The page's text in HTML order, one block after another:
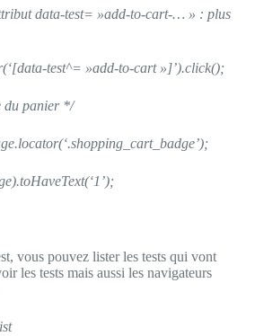
data-test= »add-to-cart-… » : plus
test^= »add-to-cart »]’).click();
du panier */
vous pouvez lister les tests qui vont
les tests mais aussi les navigateurs